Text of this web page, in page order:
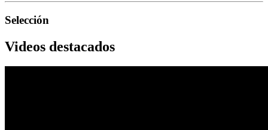
Selección
Videos destacados